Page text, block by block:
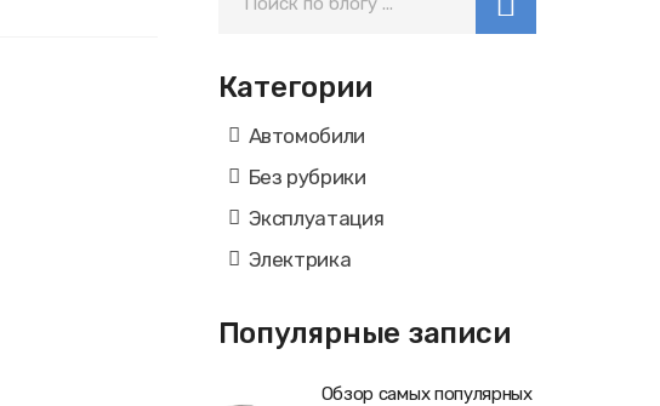
Категории
Автомобили
Без рубрики
Эксплуатация
Электрика
Популярные записи
Обзор самых популярных